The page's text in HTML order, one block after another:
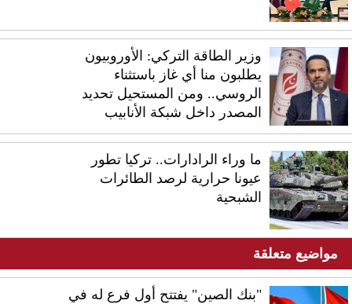
وزير الطاقة التركي: الأوروبيون
يطلبون منا أي غاز باستثناء
الروسي.. ومن المستحيل تحديد
المصدر داخل شبكة الأنابيب
ما وراء الرادارات.. تركيا تطور
عيونا حرارية لرصد الطائرات
الشبحية
مواضيع متعلقة
"بنك الصين" يفتتح أول فرع له في